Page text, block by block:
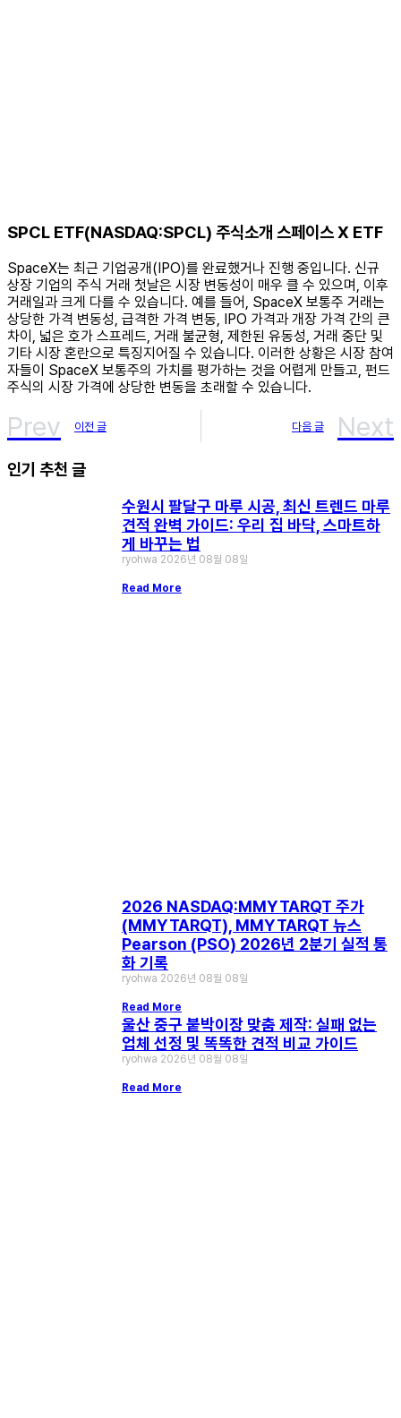
SPCL ETF(NASDAQ:SPCL) 주식소개 스페이스 X ETF
SpaceX는 최근 기업공개(IPO)를 완료했거나 진행 중입니다. 신규
상장 기업의 주식 거래 첫날은 시장 변동성이 매우 클 수 있으며, 이후
거래일과 크게 다를 수 있습니다. 예를 들어, SpaceX 보통주 거래는
상당한 가격 변동성, 급격한 가격 변동, IPO 가격과 개장 가격 간의 큰
차이, 넓은 호가 스프레드, 거래 불균형, 제한된 유동성, 거래 중단 및
기타 시장 혼란으로 특징지어질 수 있습니다. 이러한 상황은 시장 참여
자들이 SpaceX 보통주의 가치를 평가하는 것을 어렵게 만들고, 펀드
주식의 시장 가격에 상당한 변동을 초래할 수 있습니다.
Prev 이전 글 다음 글 Next
인기 추천 글
수원시 팔달구 마루 시공, 최신 트렌드 마루
견적 완벽 가이드: 우리 집 바닥, 스마트하
게 바꾸는 법
ryohwa 2026년 08월 08일
Read More
2026 NASDAQ:MMYTARQT 주가
(MMYTARQT), MMYTARQT 뉴스
Pearson (PSO) 2026년 2분기 실적 통
화 기록
ryohwa 2026년 08월 08일
Read More
울산 중구 붙박이장 맞춤 제작: 실패 없는
업체 선정 및 똑똑한 견적 비교 가이드
ryohwa 2026년 08월 08일
Read More